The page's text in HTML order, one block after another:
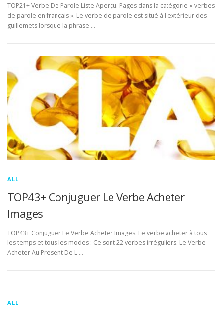
TOP21+ Verbe De Parole Liste Aperçu. Pages dans la catégorie « verbes
de parole en français ». Le verbe de parole est situé à l'extérieur des
guillemets lorsque la phrase …
ALL
TOP43+ Conjuguer Le Verbe Acheter
Images
TOP43+ Conjuguer Le Verbe Acheter Images. Le verbe acheter à tous
les temps et tous les modes : Ce sont 22 verbes irréguliers. Le Verbe
Acheter Au Present De L …
ALL